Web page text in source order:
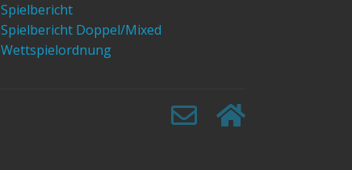
Spielbericht
Spielbericht Doppel/Mixed
Wettspielordnung